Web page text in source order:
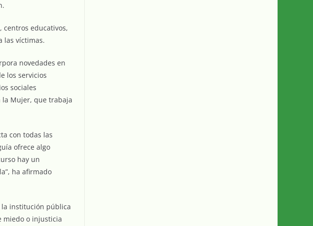
centros educativos,
las víctimas.
novedades en
los servicios
sociales
la Mujer, que trabaja
con todas las
ofrece algo
hay un
ha afirmado
la institución pública
miedo o injusticia